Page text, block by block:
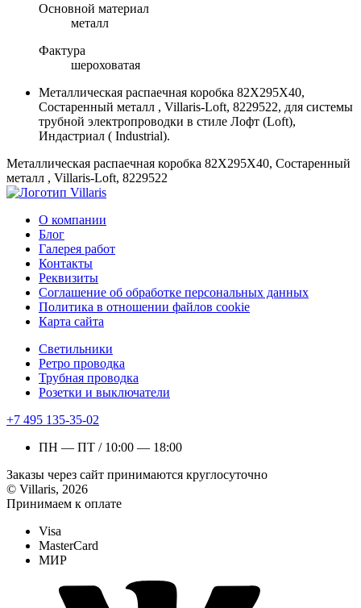
Основной материал
металл
Фактура
шероховатая
Металлическая распаечная коробка 82Х295Х40,
Состаренный металл , Villaris-Loft, 8229522, для системы
трубной электропроводки в стиле Лофт (Loft),
Индастриал ( Industrial).
Металлическая распаечная коробка 82Х295Х40, Состаренный
металл , Villaris-Loft, 8229522
О компании
Блог
Галерея работ
Контакты
Реквизиты
Соглашение об обработке персональных данных
Политика в отношении файлов cookie
Карта сайта
Светильники
Ретро проводка
Трубная проводка
Розетки и выключатели
+7 495 135-35-02
ПН — ПТ / 10:00 — 18:00
Заказы через сайт принимаются круглосуточно
© Villaris, 2026
Принимаем к оплате
Visa
MasterCard
МИР